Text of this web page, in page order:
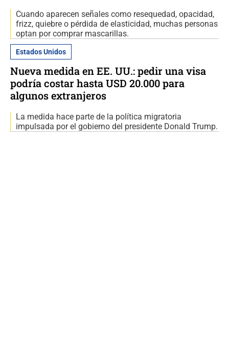
Cuando aparecen señales como resequedad, opacidad,
frizz, quiebre o pérdida de elasticidad, muchas personas
optan por comprar mascarillas.
Estados Unidos
Nueva medida en EE. UU.: pedir una visa
podría costar hasta USD 20.000 para
algunos extranjeros
La medida hace parte de la política migratoria
impulsada por el gobierno del presidente Donald Trump.